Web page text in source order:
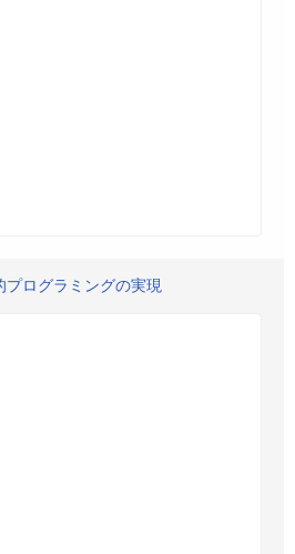
ログラミングの実現